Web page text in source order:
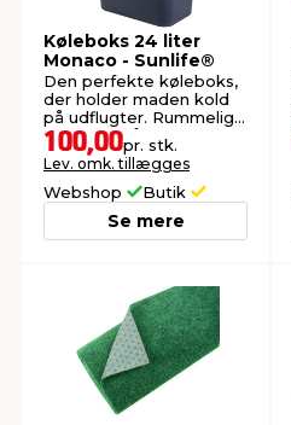
Køleboks 24 liter
Monaco - Sunlife®
Den perfekte køleboks,
der holder maden kold
på udflugter. Rummelig
størrelse på 39 x 23,5 x
38 cm.
100,00pr. stk.
Lev. omk. tillægges
Webshop Butik
Se mere